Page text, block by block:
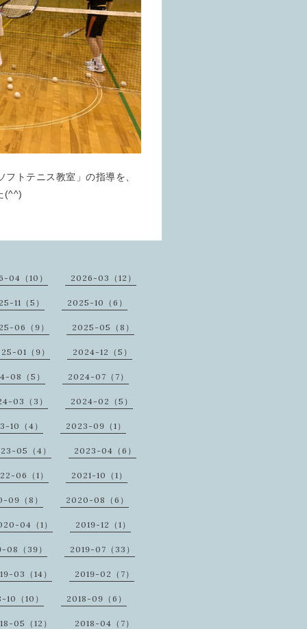
トテニス教室」の指導を、
(^^)
04（10） 2026-03（12）
11（5） 2025-10（6）
06（9） 2025-05（8）
01（9） 2024-12（5）
08（5） 2024-07（7）
03（3） 2024-02（5）
10（4） 2023-09（1）
05（4） 2023-04（6）
06（1） 2021-10（1）
09（8） 2020-08（6）
04（1） 2019-12（1）
08（39） 2019-07（33）
03（14） 2019-02（7）
10（10） 2018-09（6）
05（12） 2018-04（7）